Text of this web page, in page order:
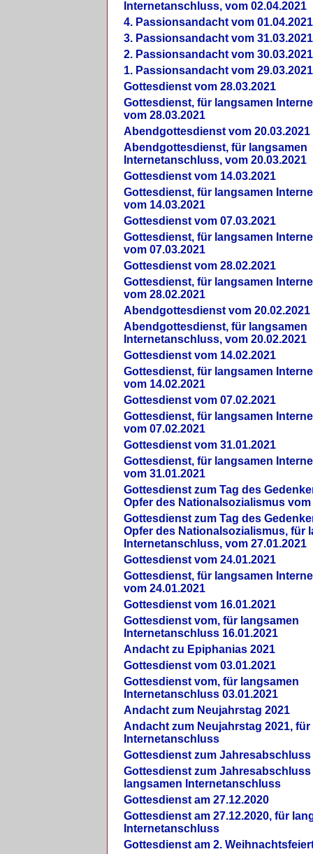
Internetanschluss, vom 02.04.2021
4. Passionsandacht vom 01.04.2021
3. Passionsandacht vom 31.03.2021
2. Passionsandacht vom 30.03.2021
1. Passionsandacht vom 29.03.2021
Gottesdienst vom 28.03.2021
Gottesdienst, für langsamen
vom 28.03.2021
Abendgottesdienst vom 20.03.2021
Abendgottesdienst, für langsamen
Internetanschluss, vom 20.03.2021
Gottesdienst vom 14.03.2021
Gottesdienst, für langsamen
vom 14.03.2021
Gottesdienst vom 07.03.2021
Gottesdienst, für langsamen
vom 07.03.2021
Gottesdienst vom 28.02.2021
Gottesdienst, für langsamen
vom 28.02.2021
Abendgottesdienst vom 20.02.2021
Abendgottesdienst, für langsamen
Internetanschluss, vom 20.02.2021
Gottesdienst vom 14.02.2021
Gottesdienst, für langsamen
vom 14.02.2021
Gottesdienst vom 07.02.2021
Gottesdienst, für langsamen
vom 07.02.2021
Gottesdienst vom 31.01.2021
Gottesdienst, für langsamen
vom 31.01.2021
Gottesdienst zum Tag des
Opfer des Nationalsozialismus vom
Gottesdienst zum Tag des
Opfer des Nationalsozialismus, für
Internetanschluss, vom 27.01.2021
Gottesdienst vom 24.01.2021
Gottesdienst, für langsamen
vom 24.01.2021
Gottesdienst vom 16.01.2021
Gottesdienst vom, für langsamen
Internetanschluss 16.01.2021
Andacht zu Epiphanias 2021
Gottesdienst vom 03.01.2021
Gottesdienst vom, für langsamen
Internetanschluss 03.01.2021
Andacht zum Neujahrstag 2021
Andacht zum Neujahrstag 2021,
Internetanschluss
Gottesdienst zum Jahresabschluss
Gottesdienst zum Jahresabschluss
langsamen Internetanschluss
Gottesdienst am 27.12.2020
Gottesdienst am 27.12.2020, für
Internetanschluss
Gottesdienst am 2.